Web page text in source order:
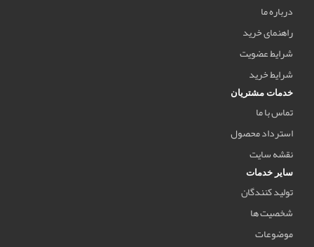
درباره ما
راهنمای خرید
شرایط عضویت
شرایط خرید
خدمات مشتریان
تماس با ما
استرداد محصول
نقشه سایت
سایر خدمات
تولید کنندگان
شخصیت ها
موضوعات